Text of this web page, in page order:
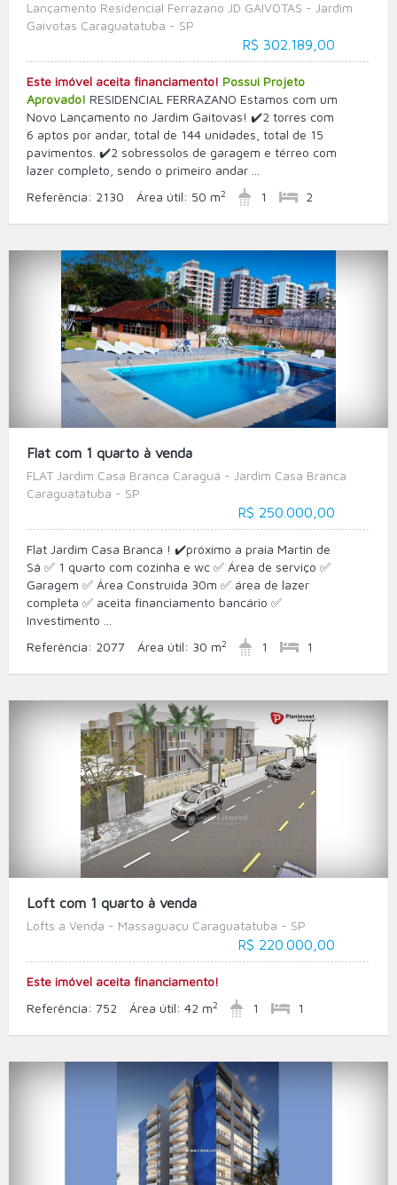
Lançamento Residencial Ferrazano JD GAIVOTAS - Jardim
Gaivotas Caraguatatuba - SP
R$ 302.189,00
Este imóvel aceita financiamento! Possui Projeto
Aprovado! RESIDENCIAL FERRAZANO Estamos com um
Novo Lançamento no Jardim Gaitovas! ✔️2 torres com
6 aptos por andar, total de 144 unidades, total de 15
pavimentos. ✔️2 sobressolos de garagem e térreo com
lazer completo, sendo o primeiro andar ...
Referência: 2130 Área útil: 50 m2 1 2
Flat com 1 quarto à venda
FLAT Jardim Casa Branca Caraguá - Jardim Casa Branca
Caraguatatuba - SP
R$ 250.000,00
Flat Jardim Casa Branca ! ✔️próximo a praia Martin de
Sá ✅ 1 quarto com cozinha e wc ✅ Área de serviço ✅
Garagem ✅ Área Construída 30m ✅ área de lazer
completa ✅ aceita financiamento bancário ✅
Investimento ...
Referência: 2077 Área útil: 30 m2 1 1
Loft com 1 quarto à venda
Lofts a Venda - Massaguaçu Caraguatatuba - SP
R$ 220.000,00
Este imóvel aceita financiamento!
Referência: 752 Área útil: 42 m2 1 1